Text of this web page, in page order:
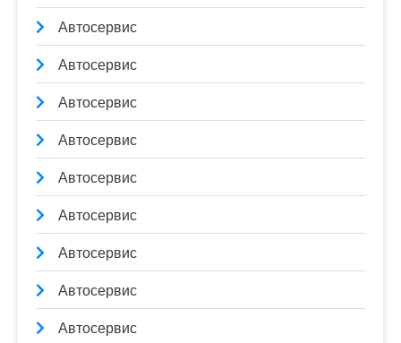
Автосервис
Автосервис
Автосервис
Автосервис
Автосервис
Автосервис
Автосервис
Автосервис
Автосервис